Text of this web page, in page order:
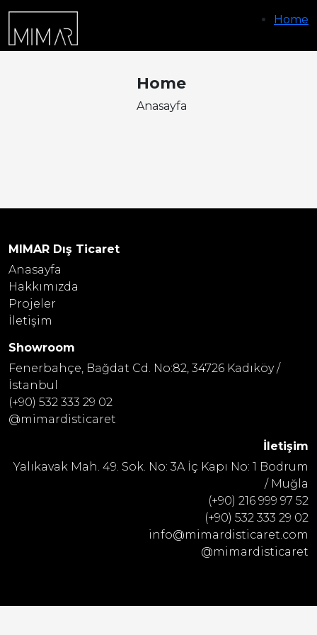
Home
Home
Anasayfa
MIMAR Dış Ticaret
Anasayfa
Hakkımızda
Projeler
İletişim
Showroom
Fenerbahçe, Bağdat Cd. No:82, 34726 Kadıköy /
İstanbul
(+90) 532 333 29 02
@mimardisticaret
İletişim
Yalıkavak Mah. 49. Sok. No: 3A İç Kapı No: 1 Bodrum
/ Muğla
(+90) 216 999 97 52
(+90) 532 333 29 02
info@mimardisticaret.com
@mimardisticaret